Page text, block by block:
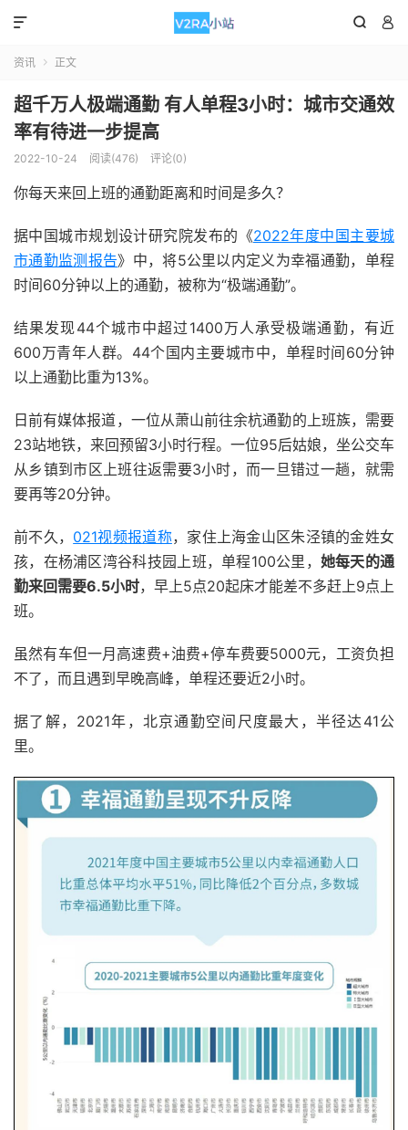
 

资讯  正文
超千万人极端通勤 有人单程3小时：城市交通效
率有待进一步提高
2022-10-24 阅读(476) 评论(0)
你每天来回上班的通勤距离和时间是多久？
据中国城市规划设计研究院发布的《2022年度中国主要城
市通勤监测报告》中，将5公里以内定义为幸福通勤，单程
时间60分钟以上的通勤，被称为“极端通勤”。
结果发现44个城市中超过1400万人承受极端通勤，有近
600万青年人群。44个国内主要城市中，单程时间60分钟
以上通勤比重为13%。
日前有媒体报道，一位从萧山前往余杭通勤的上班族，需要
23站地铁，来回预留3小时行程。一位95后姑娘，坐公交车
从乡镇到市区上班往返需要3小时，而一旦错过一趟，就需
要再等20分钟。
前不久， 021视频报道称，家住上海金山区朱泾镇的金姓女
孩，在杨浦区湾谷科技园上班，单程100公里， 她每天的通
勤来回需要6.5小时，早上5点20起床才能差不多赶上9点上
班。
虽然有车但一月高速费+油费+停车费要5000元，工资负担
不了，而且遇到早晚高峰，单程还要近2小时。
据了解，2021年，北京通勤空间尺度最大，半径达41公
里。